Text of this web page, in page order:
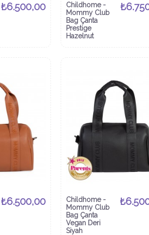
₺6.500,00
Childhome -
Mommy Club
Bag Çanta
Prestige
Hazelnut
₺6.500,00
Childhome -
Mommy Club
Bag Çanta
Vegan Deri
Siyah